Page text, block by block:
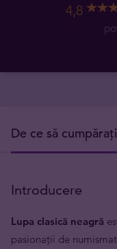
4,8
De ce să cumpărați
Introducere
Lupa clasică neagră
pasionații de